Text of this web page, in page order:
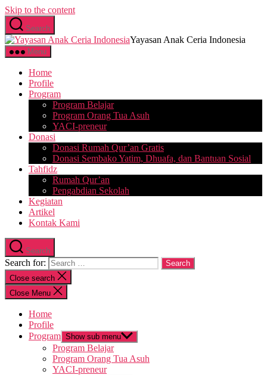
Skip to the content
Search
Yayasan Anak Ceria Indonesia
Menu
Home
Profile
Program
Program Belajar
Program Orang Tua Asuh
YACI-preneur
Donasi
Donasi Rumah Qur’an Gratis
Donasi Sembako Yatim, Dhuafa, dan Bantuan Sosial
Tahfidz
Rumah Qur’an
Pengabdian Sekolah
Kegiatan
Artikel
Kontak Kami
Search
Search for:
Close search
Close Menu
Home
Profile
Program Show sub menu
Program Belajar
Program Orang Tua Asuh
YACI-preneur